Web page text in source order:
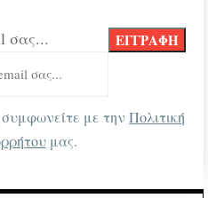
σας...
με τηνΠολιτική
μας.